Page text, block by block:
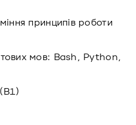
принципів роботи
мов: Bash, Python,